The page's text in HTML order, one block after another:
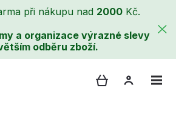
při nákupu nad 2000 Kč.
a organizace výrazné slevy
odběru zboží.